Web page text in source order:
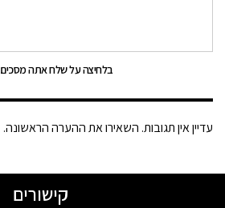
בלחיצה על שלח אתה מסכים
עדיין אין תגובות. השאירו את ההערה הראשונה.
קישורים